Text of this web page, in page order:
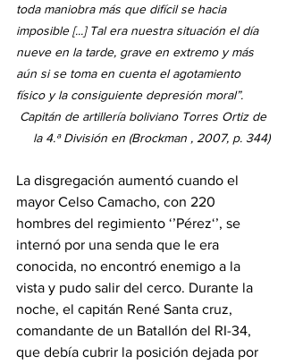
toda maniobra más que difícil se hacia
imposible [...] Tal era nuestra situación el día
nueve en la tarde, grave en extremo y más
aún si se toma en cuenta el agotamiento
físico y la consiguiente depresión moral”.
Capitán de artillería boliviano Torres Ortiz de
la 4.ª División en (Brockman , 2007, p. 344)
La disgregación aumentó cuando el
mayor Celso Camacho, con 220
hombres del regimiento ‘’Pérez‘’, se
internó por una senda que le era
conocida, no encontró enemigo a la
vista y pudo salir del cerco. Durante la
noche, el capitán René Santa cruz,
comandante de un Batallón del RI-34,
que debía cubrir la posición dejada por